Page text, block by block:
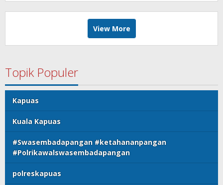
View More
Topik Populer
Kapuas
Kuala Kapuas
#Swasembadapangan #ketahananpangan
#Polrikawalswasembadapangan
polreskapuas